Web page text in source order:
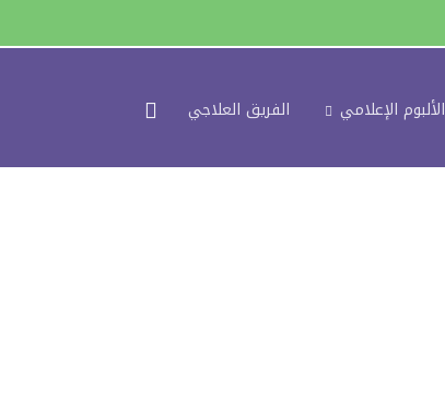
الألبوم الإعلامي الفريق العلاجي